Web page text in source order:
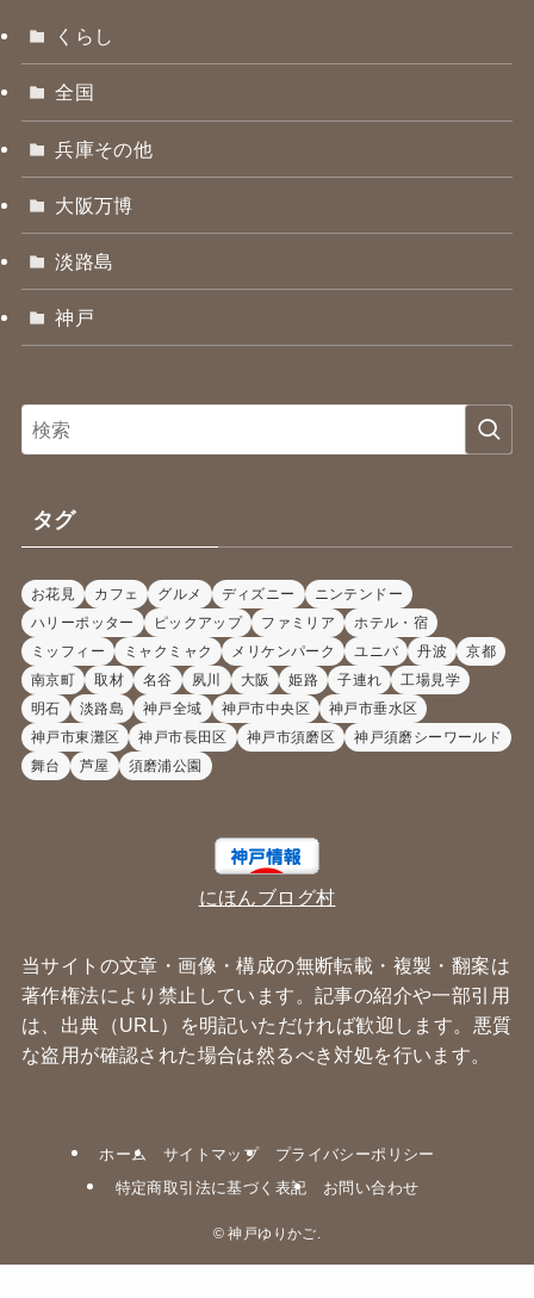
くらし
全国
兵庫その他
大阪万博
淡路島
神戸
タグ
お花見 カフェ グルメ ディズニー
ニンテンドー
ハリーポッター
ピックアップ ファミリア
ホテル・宿
ミッフィー
ミャクミャク メリケンパーク ユニバ 丹波
京都
南京町
取材 名谷 夙川 大阪 姫路 子連れ
工場見学
明石
淡路島 神戸全域 神戸市中央区
神戸市垂水区
神戸市東灘区
神戸市長田区 神戸市須磨区
神戸須磨シーワールド
舞台
芦屋 須磨浦公園
にほんブログ村
当サイトの文章・画像・構成の無断転載・複製・翻案は
著作権法により禁止しています。記事の紹介や一部引用
は、出典（URL）を明記いただければ歓迎します。悪質
な盗用が確認された場合は然るべき対処を行います。
ホーム サイトマップ
プライバシーポリシー
特定商取引法に基づく表記
お問い合わせ
© 神戸ゆりかご.